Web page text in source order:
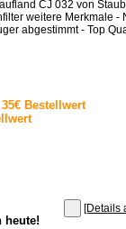
CJ 032 von
weitere Merkmale
abgestimmt - Top
Bestellwert
heute!
[Details